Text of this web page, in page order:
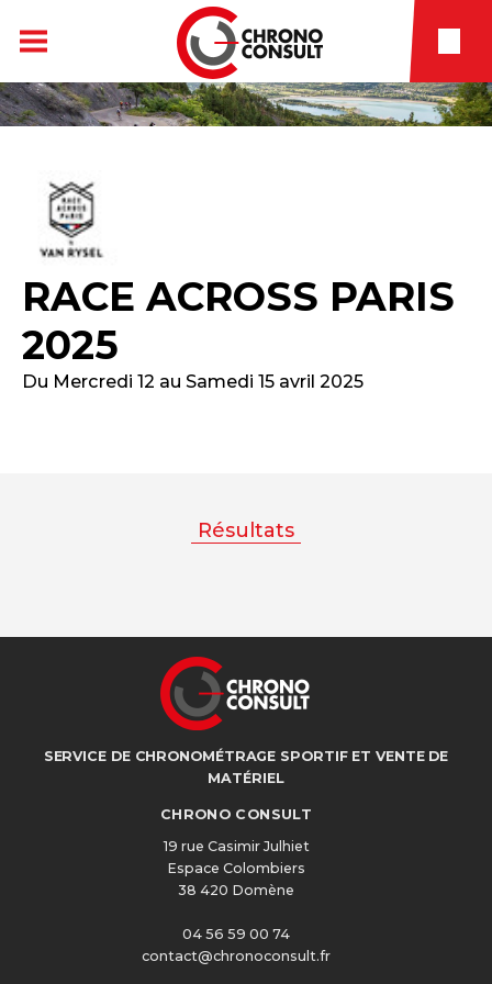
RACE ACROSS PARIS
2025
Du Mercredi 12 au Samedi 15 avril 2025
Résultats
SERVICE DE CHRONOMÉTRAGE SPORTIF ET VENTE DE
MATÉRIEL
CHRONO CONSULT
19 rue Casimir Julhiet
Espace Colombiers
38 420 Domène
04 56 59 00 74
contact@chronoconsult.fr